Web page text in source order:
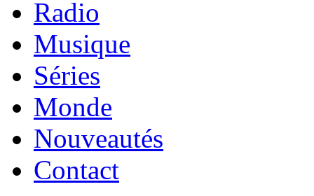
Radio
Musique
Séries
Monde
Nouveautés
Contact